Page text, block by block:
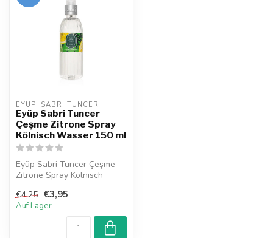
EYUP  SABRI TUNCER
Eyüp Sabri Tuncer
Çeşme Zitrone Spray
Kölnisch Wasser 150 ml
Eyüp Sabri Tuncer Çeşme
Zitrone Spray Kölnisch
mit eine...
€4,25 €3,95
Auf Lager